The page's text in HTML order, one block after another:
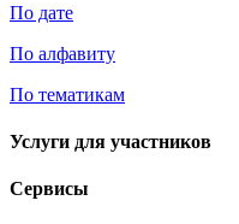
По дате
По алфавиту
По тематикам
Услуги для участников
Сервисы